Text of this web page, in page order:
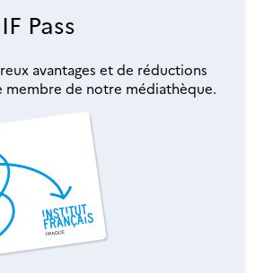
Pass
avantages et de réductions
membre de notre médiathèque.